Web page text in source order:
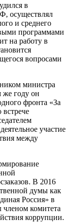
в
осуществлял
и среднего
программами
на работу в
вопросами
министра
же году он
фронта «За
встрече
участие
между
В 2016
думы как
Россия» в
членом комитета
коррупции.